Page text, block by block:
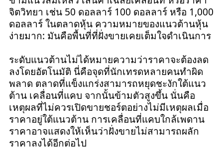
จิตวิทยา เช่น 50 ดอลลาร์ 100 ดอลลาร์ หรือ 1,000
ดอลลาร์ ในตลาดหุ้น ความหมายของแนวต้านหุ้น
ง่ายมาก: มันคือพื้นที่ที่ฝั่งขายเคยเต็มใจดำเนินการ
ระดับแนวต้านไม่ได้หมายความว่าราคาจะต้องลด
ลงโดยอัตโนมัติ นี่คือจุดที่นักเทรดหลายคนทำผิด
พลาด ตลาดที่แข็งแกร่งสามารถหยุดชะงักใต้แนว
ต้าน เคลื่อนที่แคบ จากนั้นข้ามตัวสูงขึ้น นั่นคือ
เหตุผลที่ไม่ควรเปิดขายชอร์ตอย่างไม่มีเหตุผลเมื่อ
ราคาอยู่ใต้แนวต้าน การเคลื่อนที่แคบใกล้เพดาน
ราคาอาจแสดงให้เห็นว่าฝั่งขายไม่สามารถผลัก
ราคาลงได้อีกต่อไป